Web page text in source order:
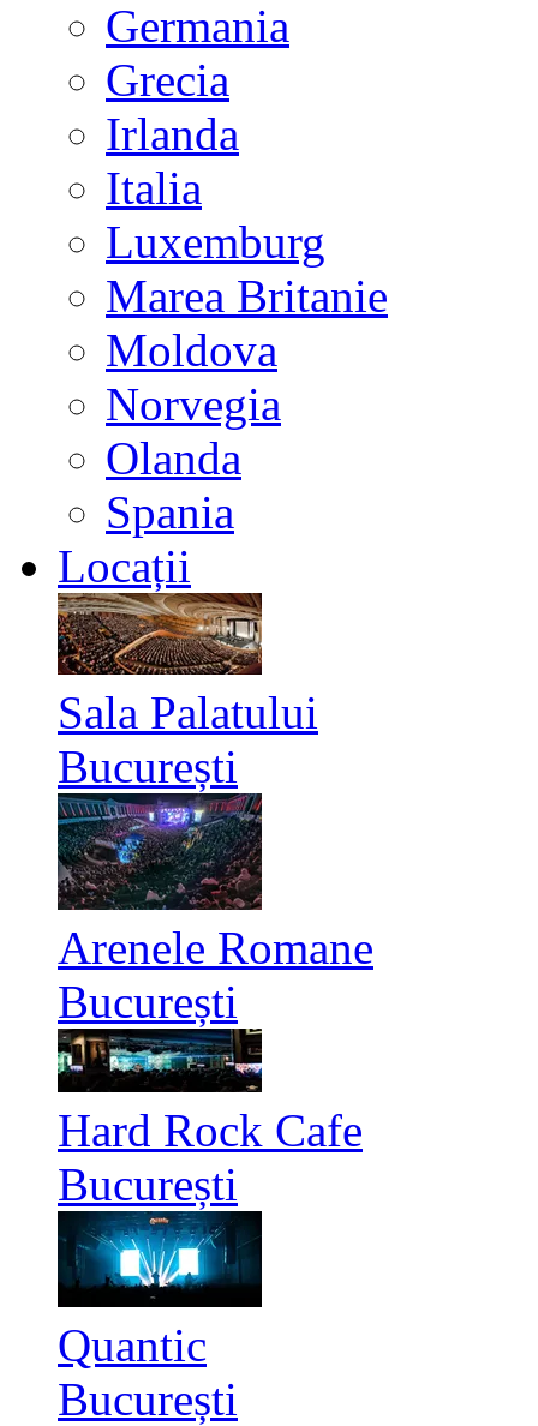
Germania
Grecia
Irlanda
Italia
Luxemburg
Marea Britanie
Moldova
Norvegia
Olanda
Spania
Locații
Sala Palatului
București
Arenele Romane
București
Hard Rock Cafe
București
Quantic
București